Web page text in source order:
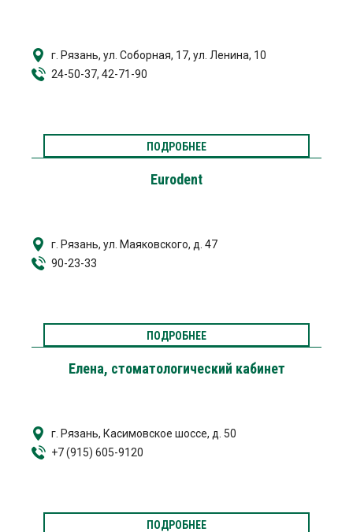
г. Рязань, ул. Соборная, 17, ул. Ленина, 10
24-50-37, 42-71-90
ПОДРОБНЕЕ
Eurodent
г. Рязань, ул. Маяковского, д. 47
90-23-33
ПОДРОБНЕЕ
Елена, стоматологический кабинет
г. Рязань, Касимовское шоссе, д. 50
+7 (915) 605-9120
ПОДРОБНЕЕ